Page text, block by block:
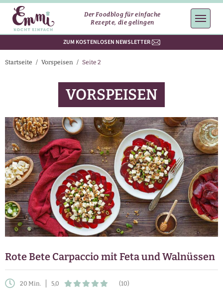
Der Foodblog für einfache
Rezepte, die gelingen
ZUM KOSTENLOSEN NEWSLETTER
Startseite / Vorspeisen / Seite 2
VORSPEISEN
Rote Bete Carpaccio mit Feta und Walnüssen
20 Min. 5,0 (10)